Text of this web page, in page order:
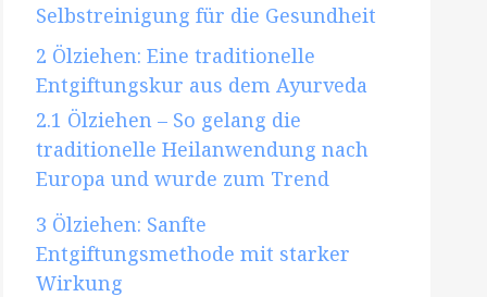
Selbstreinigung für die Gesundheit
2 Ölziehen: Eine traditionelle
Entgiftungskur aus dem Ayurveda
2.1 Ölziehen – So gelang die
traditionelle Heilanwendung nach
Europa und wurde zum Trend
3 Ölziehen: Sanfte
Entgiftungsmethode mit starker
Wirkung